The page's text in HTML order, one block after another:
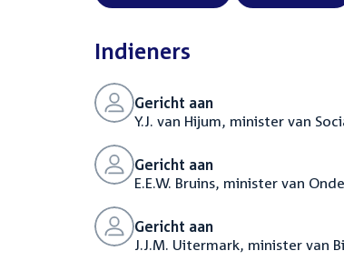
Indieners
Gericht aan
Y.J. van Hijum, minister van
Gericht aan
E.E.W. Bruins, minister van
Gericht aan
J.J.M. Uitermark, minister van